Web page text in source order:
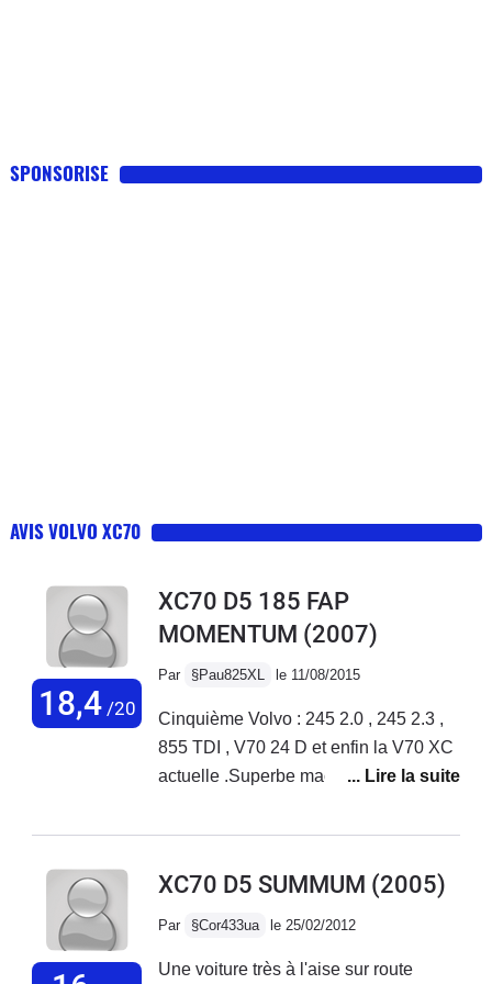
SPONSORISE
AVIS VOLVO XC70
18,4/20
XC70 D5 185 FAP
MOMENTUM (2007)
Par §Pau825XL le 11/08/2015
Cinquième Volvo : 245 2.0 , 245 2.3 ,
855 TDI , V70 24 D et enfin la V70 XC
actuelle .Superbe machine , dans
sécutité passive et active .Voiture
rayon de braquage enfin correct par
rapport aux V 70 non XC250000 km ,
et 8l/100km.Confort des sièges au top
XC70 D5 SUMMUM (2005)
Par §Cor433ua le 25/02/2012
Une voiture très à l'aise sur route